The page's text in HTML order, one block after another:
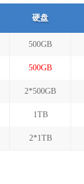
硬盘
500GB
500GB
2*500GB
1TB
2*1TB